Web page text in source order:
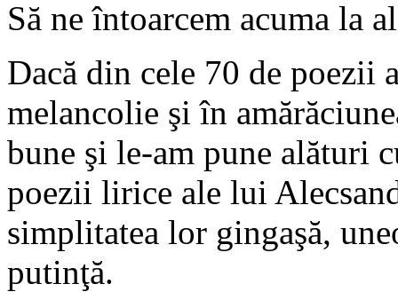
Să ne întoarcem acuma la
Dacă din cele 70 de poezii
melancolie şi în
bune şi le-am pune alături
poezii lirice ale lui
simplitatea lor gingaşă,
putinţă.